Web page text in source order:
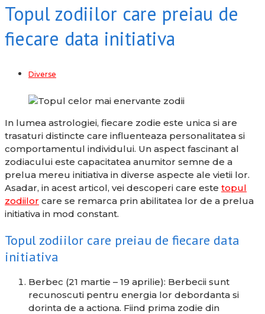
Topul zodiilor care preiau de
fiecare data initiativa
Diverse
In lumea astrologiei, fiecare zodie este unica si are
trasaturi distincte care influenteaza personalitatea si
comportamentul individului. Un aspect fascinant al
zodiacului este capacitatea anumitor semne de a
prelua mereu initiativa in diverse aspecte ale vietii lor.
Asadar, in acest articol, vei descoperi care este topul
zodiilor care se remarca prin abilitatea lor de a prelua
initiativa in mod constant.
Topul zodiilor care preiau de fiecare data
initiativa
Berbec (21 martie – 19 aprilie): Berbecii sunt
recunoscuti pentru energia lor debordanta si
dorinta de a actiona. Fiind prima zodie din